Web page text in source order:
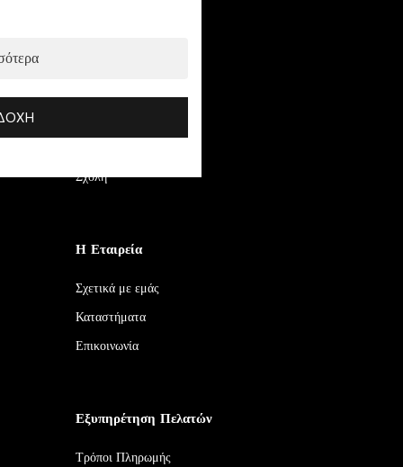
Σχολή
Η Εταιρεία
Σχετικά με εμάς
Καταστήματα
Επικοινωνία
Εξυπηρέτηση Πελατών
Τρόποι Πληρωμής